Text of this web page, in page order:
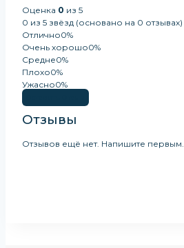
Оценка 0 из 5
0 из 5 звёзд (основано на 0 отзывах)
Отлично0%
Очень хорошо0%
Средне0%
Плохо0%
Ужасно0%
Отзывы
Отзывов ещё нет. Напишите первым.